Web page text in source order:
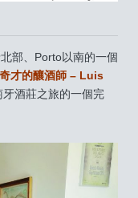
部、Porto以南的一個
才的釀酒師 – Luis
牙酒莊之旅的一個完